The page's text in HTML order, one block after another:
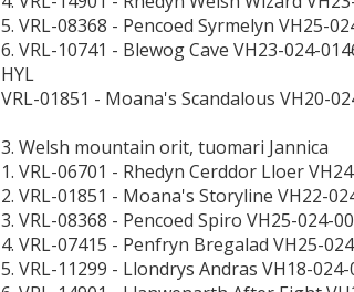
5. VRL-08368 - Pencoed Syrmelyn VH25-
6. VRL-10741 - Blewog Cave VH23-024-
HYL
VRL-01851 - Moana's Scandalous VH20-
3. Welsh mountain orit, tuomari Jannica
1. VRL-06701 - Rhedyn Cerddor Lloer
2. VRL-01851 - Moana's Storyline VH22-
3. VRL-08368 - Pencoed Spiro VH25-024-
4. VRL-07415 - Penfryn Bregalad VH25-
5. VRL-11299 - Llondrys Andras VH18-024-